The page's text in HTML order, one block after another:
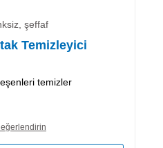
şeffaf
Temizleyici
temizler